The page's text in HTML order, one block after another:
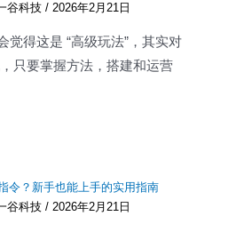
谷科技/2026年2月21日
觉得这是 “高级玩法”，其实对
只要掌握方法，搭建和运营
令？新手也能上手的实用指南
谷科技/ 2026年2月21日